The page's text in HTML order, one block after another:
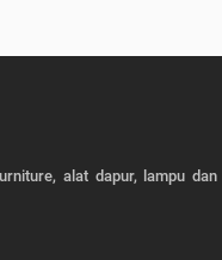
alat dapur, lampu dan